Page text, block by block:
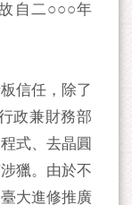
自二○○○年
信任，除了
政兼財務部
式、去晶圓
獵。由於不
大進修推廣